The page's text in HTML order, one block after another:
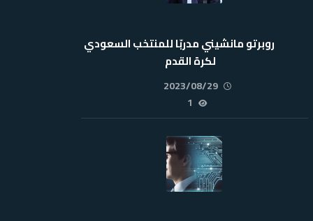
روبرتو مانشيني مدربّا للمنتخب السعودي
لكرة القدم
2023/08/29
1